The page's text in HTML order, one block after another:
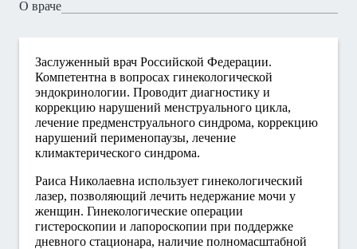
О враче
Заслуженный врач Российской Федерации.
Компетентна в вопросах гинекологической
эндокринологии. Проводит диагностику и
коррекцию нарушений менструального цикла,
лечение предменструального синдрома, коррекцию
нарушений перименопаузы, лечение
климактерического синдрома.
Раиса Николаевна использует гинекологический
лазер, позволяющий лечить недержание мочи у
женщин. Гинекологические операции
гистероскопии и лапороскопии при поддержке
дневного стационара, наличие полномасштабной